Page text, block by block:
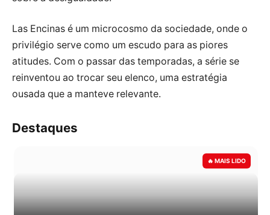
Las Encinas é um microcosmo da sociedade, onde o
privilégio serve como um escudo para as piores
atitudes. Com o passar das temporadas, a série se
reinventou ao trocar seu elenco, uma estratégia
ousada que a manteve relevante.
Destaques